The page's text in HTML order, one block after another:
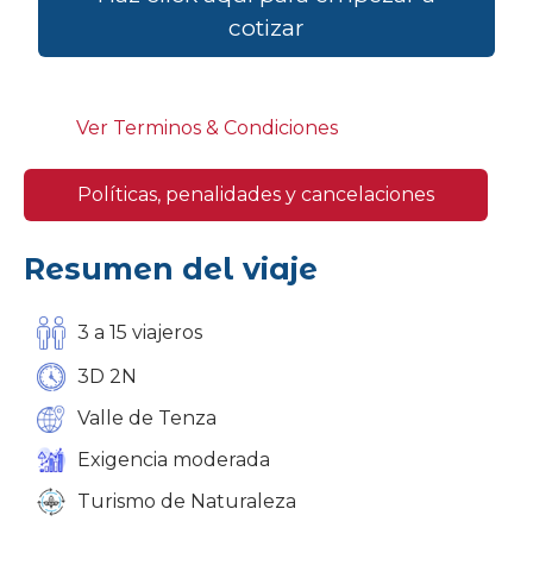
cotizar
Ver Terminos & Condiciones
Políticas, penalidades y cancelaciones
Resumen del viaje
3 a 15 viajeros
3D 2N
Valle de Tenza
Exigencia moderada
Turismo de Naturaleza